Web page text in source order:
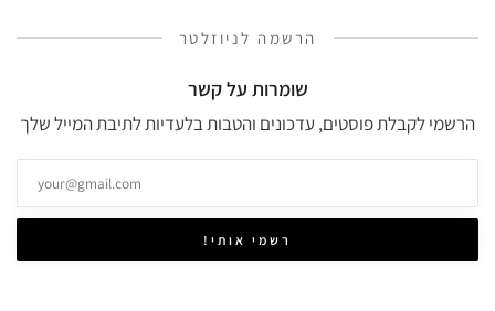
הרשמה לניוזלטר
שומרות על קשר
הרשמי לקבלת פוסטים, עדכונים והטבות בלעדיות לתיבת המייל שלך